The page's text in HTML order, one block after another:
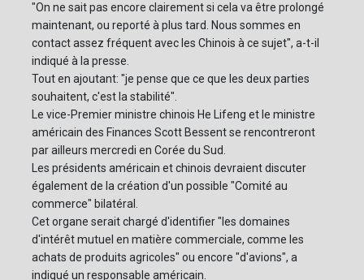
"On ne sait pas encore clairement si cela va être prolongé
maintenant, ou reporté à plus tard. Nous sommes en
contact assez fréquent avec les Chinois à ce sujet", a-t-il
indiqué à la presse.
Tout en ajoutant: "je pense que ce que les deux parties
souhaitent, c'est la stabilité".
Le vice-Premier ministre chinois He Lifeng et le ministre
américain des Finances Scott Bessent se rencontreront
par ailleurs mercredi en Corée du Sud.
Les présidents américain et chinois devraient discuter
également de la création d'un possible "Comité au
commerce" bilatéral.
Cet organe serait chargé d'identifier "les domaines
d'intérêt mutuel en matière commerciale, comme les
achats de produits agricoles" ou encore "d'avions", a
indiqué un responsable américain.